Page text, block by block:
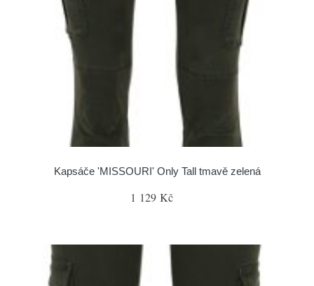
Kapsáče 'MISSOURI' Only Tall tmavě zelená
1 129 Kč